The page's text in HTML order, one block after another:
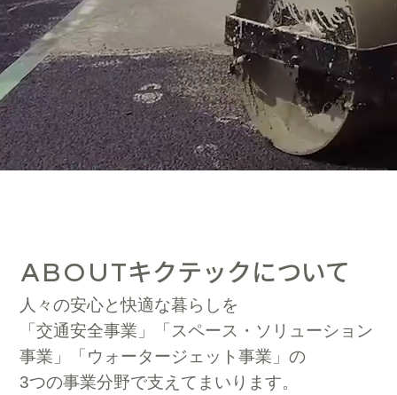
ABOUTキクテックについて
人々の安心と快適な暮らしを
「交通安全事業」「スペース・ソリューション
事業」「ウォータージェット事業」の
3つの事業分野で支えてまいります。